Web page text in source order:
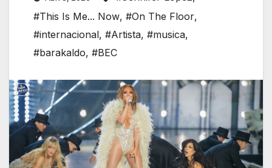
#This Is Me... Now, #On The Floor,
#internacional, #Artista, #musica,
#barakaldo, #BEC